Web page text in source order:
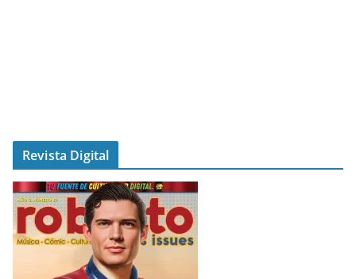
Revista Digital